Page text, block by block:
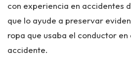
con experiencia en accidentes
que lo ayude a preservar
ropa que usaba el conductor
accidente.